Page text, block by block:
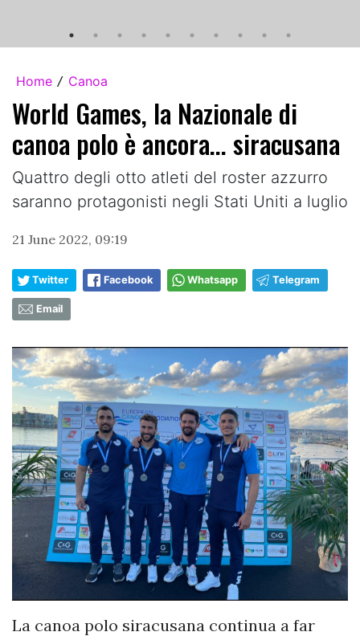
Home / Canoa
World Games, la Nazionale di
canoa polo è ancora... siracusana
Quattro degli otto atleti del roster azzurro
saranno protagonisti negli Stati Uniti a luglio
21 June 2022, 09:19
Twitter Facebook Whatsapp Telegram
Email
La canoa polo siracusana continua a far